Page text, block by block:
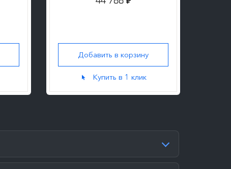
44 788 ₽
Добавить в корзину
Купить в 1 клик